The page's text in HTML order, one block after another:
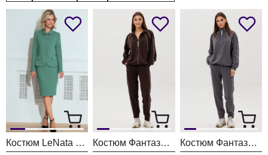
Костюм LeNata 21212 ментол Костюм Фантазия Мод 5328 шоколад Костюм Фантазия Мод 5328 серый